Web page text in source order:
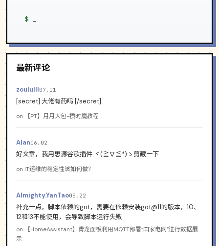
$
最新评论
zoululll07.11
[secret] 大佬有药吗 [/secret]
on 【PT】月月大包-攒时魔教程
Alan06.02
好文章，我用思源谷歌插件 ヾ(≧∇≦*)ゝ剪藏一下
on IT运维的稳定性该如何做？
Almighty.YanTao05.22
补充一点，脚本依赖的got，需要在依赖安装got@11的版本，10、
12和13不能使用，会导致脚本运行失败
on
【HomeAssistant】青龙面板利用MQTT部署“国家电网”进行数据展
示